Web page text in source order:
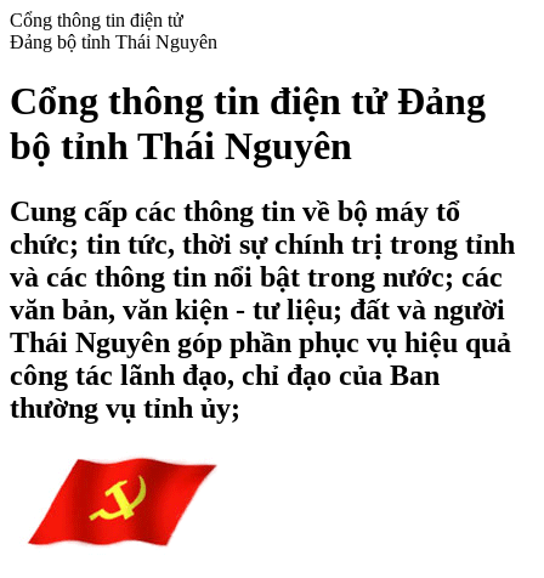
Cổng thông tin điện tử
Đảng bộ tỉnh Thái Nguyên
Cổng thông tin điện tử Đảng
bộ tỉnh Thái Nguyên
Cung cấp các thông tin về bộ máy tổ
chức; tin tức, thời sự chính trị trong tỉnh
và các thông tin nổi bật trong nước; các
văn bản, văn kiện - tư liệu; đất và người
Thái Nguyên góp phần phục vụ hiệu quả
công tác lãnh đạo, chỉ đạo của Ban
thường vụ tỉnh ủy;